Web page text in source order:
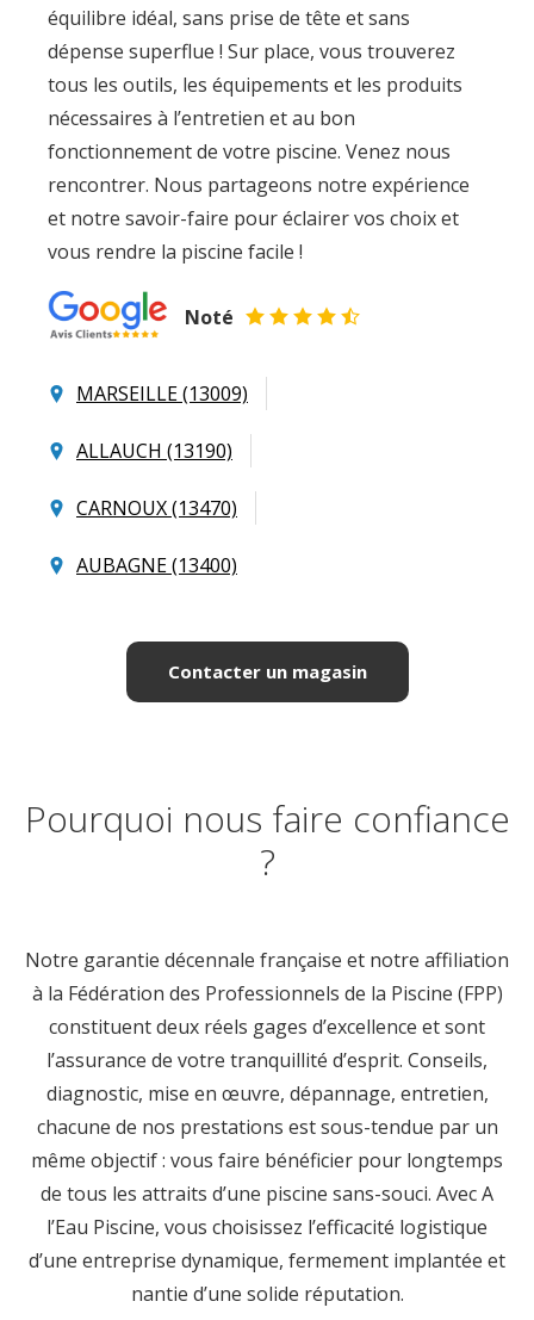
équilibre idéal, sans prise de tête et sans
dépense superflue ! Sur place, vous trouverez
tous les outils, les équipements et les produits
nécessaires à l’entretien et au bon
fonctionnement de votre piscine. Venez nous
rencontrer. Nous partageons notre expérience
et notre savoir-faire pour éclairer vos choix et
vous rendre la piscine facile !
Noté
MARSEILLE (13009)
ALLAUCH (13190)
CARNOUX (13470)
AUBAGNE (13400)
Contacter un magasin
Pourquoi nous faire confiance
?
Notre garantie décennale française et notre affiliation
à la Fédération des Professionnels de la Piscine (FPP)
constituent deux réels gages d’excellence et sont
l’assurance de votre tranquillité d’esprit. Conseils,
diagnostic, mise en œuvre, dépannage, entretien,
chacune de nos prestations est sous-tendue par un
même objectif : vous faire bénéficier pour longtemps
de tous les attraits d’une piscine sans-souci. Avec A
l’Eau Piscine, vous choisissez l’efficacité logistique
d’une entreprise dynamique, fermement implantée et
nantie d’une solide réputation.